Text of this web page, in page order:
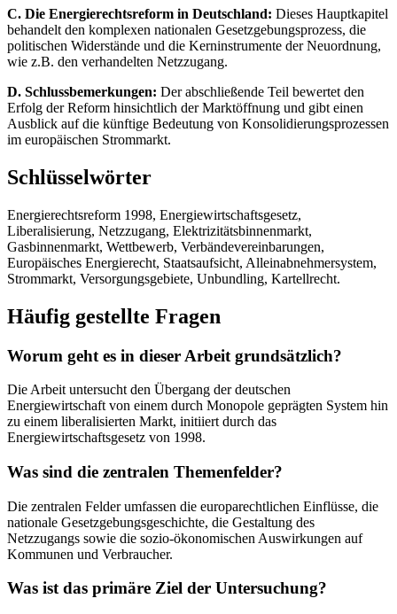
C. Die Energierechtsreform in Deutschland: Dieses Hauptkapitel
behandelt den komplexen nationalen Gesetzgebungsprozess, die
politischen Widerstände und die Kerninstrumente der Neuordnung,
wie z.B. den verhandelten Netzzugang.
D. Schlussbemerkungen: Der abschließende Teil bewertet den
Erfolg der Reform hinsichtlich der Marktöffnung und gibt einen
Ausblick auf die künftige Bedeutung von Konsolidierungsprozessen
im europäischen Strommarkt.
Schlüsselwörter
Energierechtsreform 1998, Energiewirtschaftsgesetz,
Liberalisierung, Netzzugang, Elektrizitätsbinnenmarkt,
Gasbinnenmarkt, Wettbewerb, Verbändevereinbarungen,
Europäisches Energierecht, Staatsaufsicht, Alleinabnehmersystem,
Strommarkt, Versorgungsgebiete, Unbundling, Kartellrecht.
Häufig gestellte Fragen
Worum geht es in dieser Arbeit grundsätzlich?
Die Arbeit untersucht den Übergang der deutschen
Energiewirtschaft von einem durch Monopole geprägten System hin
zu einem liberalisierten Markt, initiiert durch das
Energiewirtschaftsgesetz von 1998.
Was sind die zentralen Themenfelder?
Die zentralen Felder umfassen die europarechtlichen Einflüsse, die
nationale Gesetzgebungsgeschichte, die Gestaltung des
Netzzugangs sowie die sozio-ökonomischen Auswirkungen auf
Kommunen und Verbraucher.
Was ist das primäre Ziel der Untersuchung?